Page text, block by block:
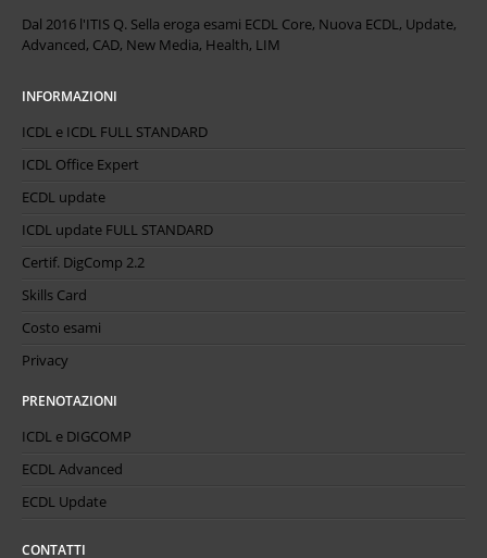
Dal 2016 l'ITIS Q. Sella eroga esami ECDL Core, Nuova ECDL, Update,
Advanced, CAD, New Media, Health, LIM
INFORMAZIONI
ICDL e ICDL FULL STANDARD
ICDL Office Expert
ECDL update
ICDL update FULL STANDARD
Certif. DigComp 2.2
Skills Card
Costo esami
Privacy
PRENOTAZIONI
ICDL e DIGCOMP
ECDL Advanced
ECDL Update
CONTATTI